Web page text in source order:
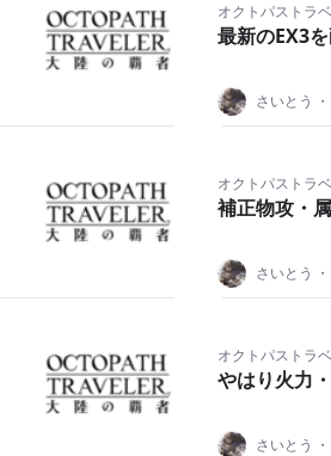
オクトパストラ
最新のEX3
さいとう ・
オクトパストラ
補正物攻・
さいとう ・
オクトパストラ
やはり火力
さいとう ・